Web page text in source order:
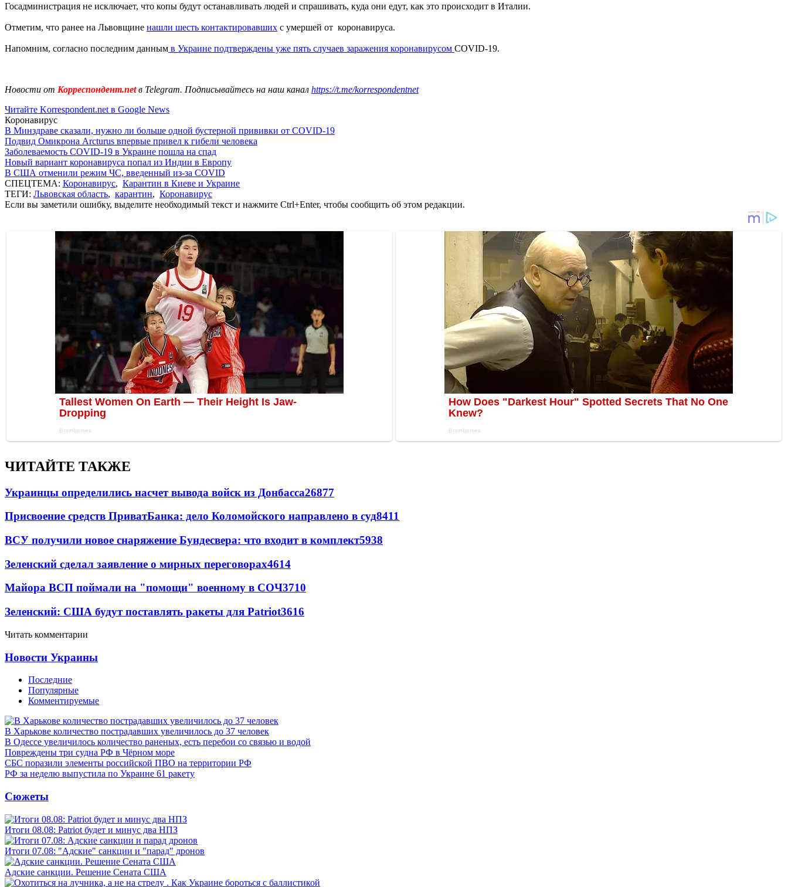
Госадминистрация не исключает, что копы будут останавливать людей и спрашивать, куда они едут, как это происходит в Италии.
Отметим, что ранее на Львовщине нашли шесть контактировавших с умершей от коронавируса.
Напомним, согласно последним данным в Украине подтверждены уже пять случаев заражения коронавирусом COVID-19.
Новости от Корреспондент.netв Telegram. Подписывайтесь на наш канал https://t.me/korrespondentnet
Читайте Korrespondent.net в Google News
Коронавирус
В Минздраве сказали, нужно ли больше одной бустерной прививки от COVID-19
Подвид Омикрона Arcturus впервые привел к гибели человека
Заболеваемость COVID-19 в Украине пошла на спад
Новый вариант коронавируса попал из Индии в Европу
В США отменили режим ЧС, введенный из-за COVID
СПЕЦТЕМА: Коронавирус, Карантин в Киеве и Украине
ТЕГИ: Львовская область, карантин, Коронавирус
Если вы заметили ошибку, выделите необходимый текст и нажмите Ctrl+Enter, чтобы сообщить об этом редакции.
ЧИТАЙТЕ ТАКЖЕ
Украинцы определились насчет вывода войск из Донбасса26877
Присвоение средств ПриватБанка: дело Коломойского направлено в суд8411
ВСУ получили новое снаряжение Бундесвера: что входит в комплект5938
Зеленский сделал заявление о мирных переговорах4614
Майора ВСП поймали на "помощи" военному в СОЧ3710
Зеленский: США будут поставлять ракеты для Patriot3616
Читать комментарии
Новости Украины
Последние
Популярные
Комментируемые
В Харькове количество пострадавших увеличилось до 37 человек
В Одессе увеличилось количество раненых, есть перебои со связью и водой
Повреждены три судна РФ в Чёрном море
СБС поразили элементы российской ПВО на территории РФ
РФ за неделю выпустила по Украине 61 ракету
Сюжеты
Итоги 08.08: Patriot будет и минус два НПЗ
Итоги 07.08: "Адские" санкции и "парад" дронов
Адские санкции. Решение Сената США